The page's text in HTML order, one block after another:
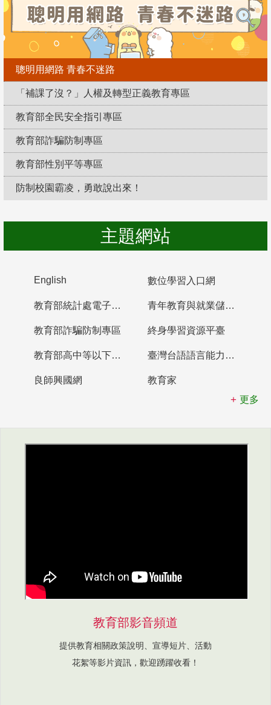
聰明用網路 青春不迷路
「補課了沒？」人權及轉型正義教育專區
教育部全民安全指引專區
教育部詐騙防制專區
教育部性別平等專區
防制校園霸凌，勇敢說出來！
主題網站
English 數位學習入口網
教育部統計處電子書櫃 青年教育與就業儲蓄帳戶
教育部詐騙防制專區 終身學習資源平臺
教育部高中等以下學校及幼兒園教師資格檢定考試 臺灣台語語言能力認證網站
良師興國網
教育家
更多
教育部影音頻道
提供教育相關政策說明、宣導短片、活動
花絮等影片資訊，歡迎踴躍收看！